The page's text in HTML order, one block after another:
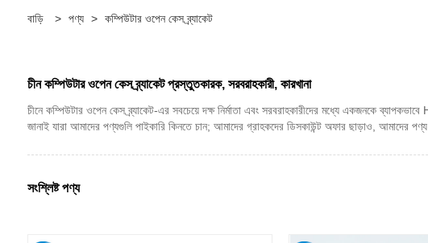
বাড়ি > পণ্য > কম্পিউটার ওপেন কেস ব্র্যাকেট
চীন কম্পিউটার ওপেন কেস ব্র্যাকেট প্রস্তুতকারক, সরবরাহকারী, কারখানা
চীনে কম্পিউটার ওপেন কেস ব্র্যাকেট-এর সবচেয়ে দক্ষ নির্মাতা এবং সরবরাহকারীদের মধ্যে একজনকে
জানাই যারা আমাদের পণ্যগুলি পাইকারি কিনতে চান; আমাদের গ্রাহকদের ডিসকাউন্ট অফার ছাড়াও, আমাদের
সংশ্লিষ্ট পণ্য